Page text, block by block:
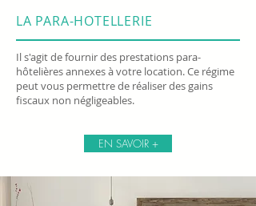
LA PARA-HOTELLERIE
Il s'agit de fournir des prestations para-
hôtelières annexes à votre location. Ce régime
peut vous permettre de réaliser des gains
fiscaux non négligeables.
EN SAVOIR +